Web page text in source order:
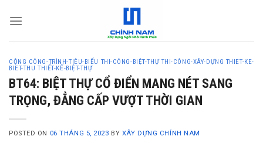
CỘNG CÔNG-TRÌNH-TIÊU-BIỂU THI-CÔNG-BIỆT-THỰ THI-CÔNG-XÂY-DỰNG THIET-KE-
BIET-THU THIẾT-KẾ-BIỆT-THỰ
BT64: BIỆT THỰ CỔ ĐIỂN MANG NÉT SANG
TRỌNG, ĐẲNG CẤP VƯỢT THỜI GIAN
POSTED ON 06 THÁNG 5, 2023 BY XÂY DỰNG CHÍNH NAM